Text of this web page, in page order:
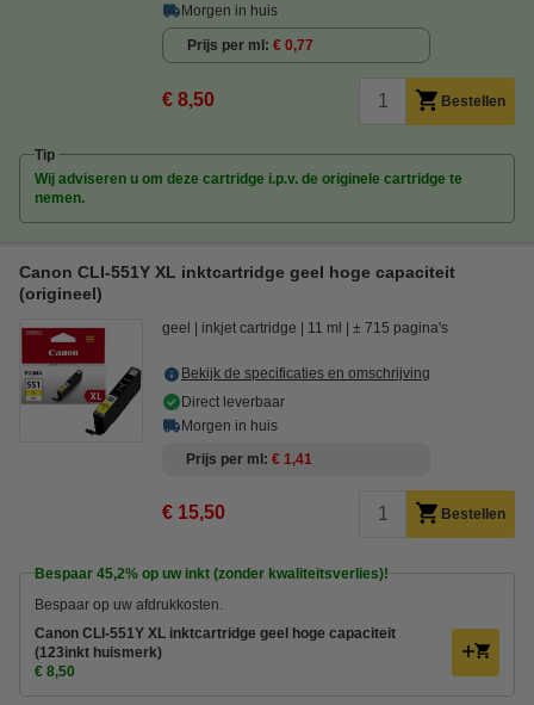
Morgen in huis
Prijs per ml € 0,77
€ 8,50 Bestellen
Tip
Wij adviseren u om deze cartridge i.p.v. de originele cartridge te
nemen.
Canon CLI-551Y XL inktcartridge geel hoge capaciteit
(origineel)
geel inkjet cartridge 11 ml ± 715 pagina's
Bekijk de specificaties en omschrijving
Direct leverbaar
Morgen in huis
Prijs per ml
€ 1,41
€ 15,50 Bestellen
Bespaar 45,2% op uw inkt (zonder kwaliteitsverlies)!
Bespaar op uw afdrukkosten.
Canon CLI-551Y XL inktcartridge geel hoge capaciteit
(123inkt huismerk)
€ 8,50